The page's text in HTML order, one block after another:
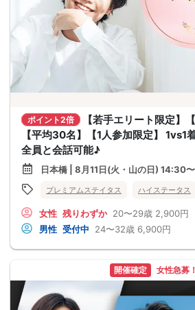
ポイント2倍
【若手エリート限定】
【平均30名】【1人参加限定】 1vs1
全員と会話可能♪
日本橋 | 8月11日(火・山の日) 14:30〜
プレミアムステイタス ハイステータス
女性 残りわずか 20〜29歳 2,900円
男性 受付中 24〜32歳 6,900円
開催確定 女性急募！